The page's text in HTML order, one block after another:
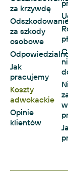
za krzywdę
za szkody
osobowe
Jak
pracujemy
Koszty
adwokackie
Opinie
klientów